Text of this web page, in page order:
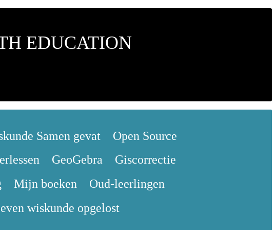
EDUCATION
Samen gevat
Open Source
GeoGebra
Giscorrectie
Mijn boeken
Oud-leerlingen
wiskunde opgelost